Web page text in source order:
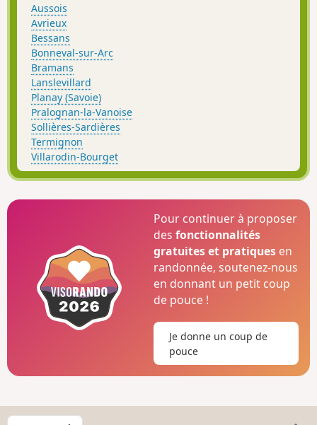
Aussois
Avrieux
Bessans
Bonneval-sur-Arc
Bramans
Lanslevillard
Planay (Savoie)
Pralognan-la-Vanoise
Sollières-Sardières
Termignon
Villarodin-Bourget
Pour continuer à proposer
desfonctionnalités
gratuites et pratiques en
randonnée, soutenez-nous
en donnant un petit coup
de pouce !
Je donne un coup de
pouce
C